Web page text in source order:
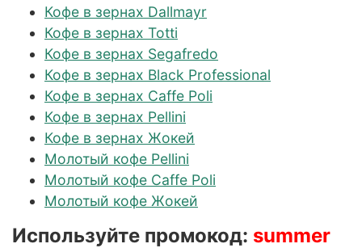
Кофе в зернах Dallmayr
Кофе в зернах Totti
Кофе в зернах Segafredo
Кофе в зернах Black Professional
Кофе в зернах Caffe Poli
Кофе в зернах Pellini
Кофе в зернах Жокей
Молотый кофе Pellini
Молотый кофе Caffe Poli
Молотый кофе Жокей
Используйте промокод: summer